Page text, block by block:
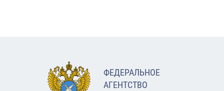
ФЕДЕРАЛЬНОЕ
АГЕНТСТВО